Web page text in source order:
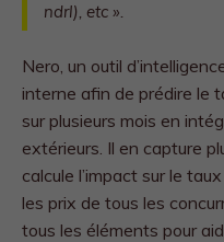
ndrl), etc ».
Nero, un outil
interne afin de prédire le
sur plusieurs mois en
extérieurs. Il en capture
calcule l’impact sur le
les prix de tous les
tous les éléments pour